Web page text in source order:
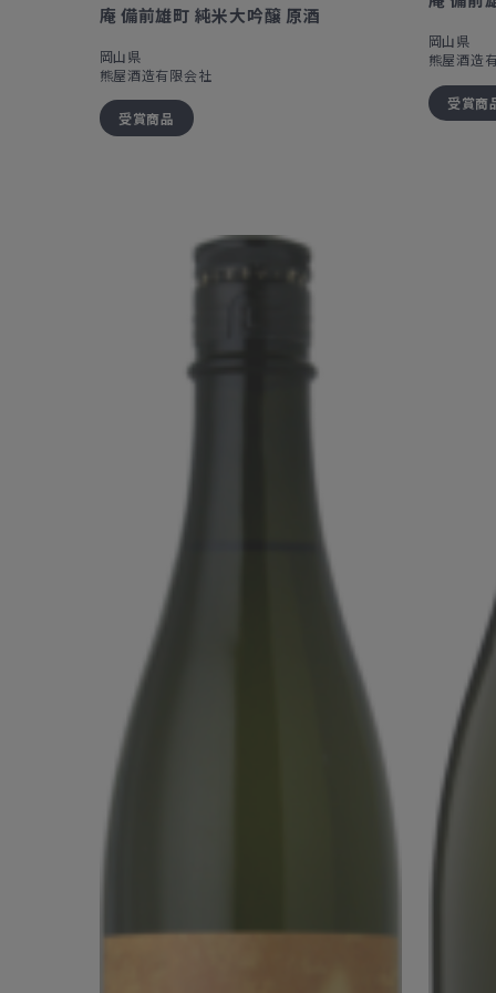
庵 備前雄町 純米大吟醸 原酒
岡山県
熊屋酒造有限会社
受賞商品
岡山県
熊屋酒造
受賞商